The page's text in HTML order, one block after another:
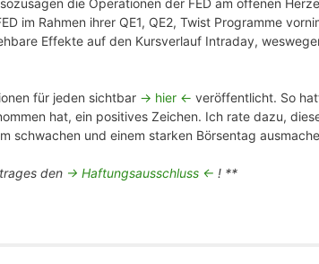
im Rahmen ihrer QE1, QE2, Twist Programme
Effekte auf den Kursverlauf Intraday,
für jeden sichtbar -> hier <- veröffentlicht. So
hat, ein positives Zeichen. Ich rate dazu,
schwachen und einem starken Börsentag
den -> Haftungsausschluss <- ! **